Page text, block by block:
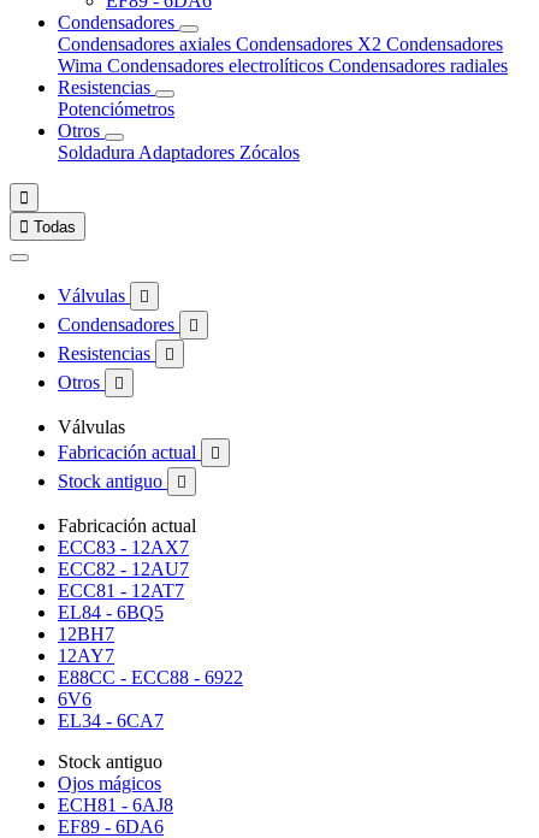
Condensadores
Condensadores axiales Condensadores X2 Condensadores
Wima Condensadores electrolíticos Condensadores radiales
Resistencias
Potenciómetros
Otros
Soldadura Adaptadores Zócalos

 Todas
Válvulas 
Condensadores 
Resistencias 
Otros 
Válvulas
Fabricación actual

Stock antiguo 
Fabricación actual
ECC83 - 12AX7
ECC82 - 12AU7
ECC81 - 12AT7
EL84 - 6BQ5
12BH7
12AY7
E88CC - ECC88 - 6922
6V6
EL34 - 6CA7
Stock antiguo
Ojos mágicos
ECH81 - 6AJ8
EF89 - 6DA6